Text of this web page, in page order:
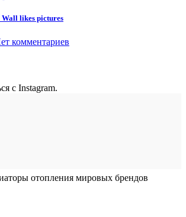
Wall likes pictures
комментариев
с Instagram.
отопления мировых брендов